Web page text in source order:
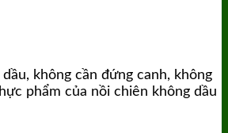
không cần đứng canh, không
phẩm của nồi chiên không dầu